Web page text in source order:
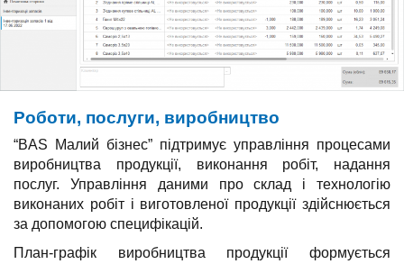
Роботи, послуги, виробництво
“BAS Малий бізнес” підтримує управління процесами
виробництва продукції, виконання робіт, надання
послуг. Управління даними про склад і технологію
виконаних робіт і виготовленої продукції здійснюється
за допомогою специфікацій.
План-графік виробництва продукції формується